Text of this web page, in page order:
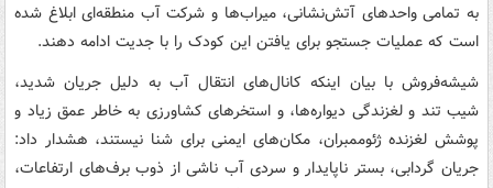
به تمامی واحدهای آتش‌نشانی، میراب‌ها و شرکت آب منطقه‌ای ابلاغ شده
است که عملیات جستجو برای یافتن این کودک را با جدیت ادامه دهند.
شیشه‌فروش با بیان اینکه کانال‌های انتقال آب به دلیل جریان شدید،
شیب تند و لغزندگی دیواره‌ها، و استخرهای کشاورزی به خاطر عمق زیاد و
پوشش لغزنده ژئوممبران، مکان‌های ایمنی برای شنا نیستند، هشدار داد:
جریان گردابی، بستر ناپایدار و سردی آب ناشی از ذوب برف‌های ارتفاعات،